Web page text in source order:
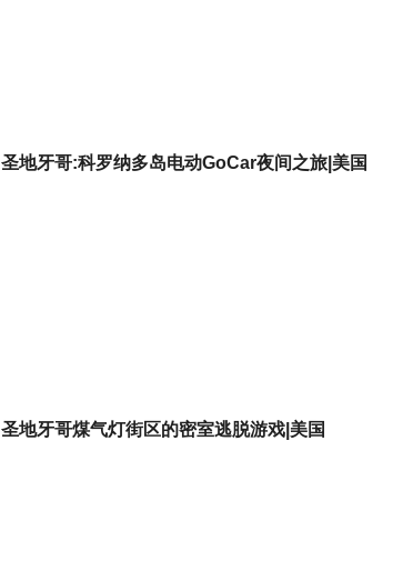
圣地牙哥:科罗纳多岛电动GoCar夜间之旅|美国
圣地牙哥煤气灯街区的密室逃脱游戏|美国